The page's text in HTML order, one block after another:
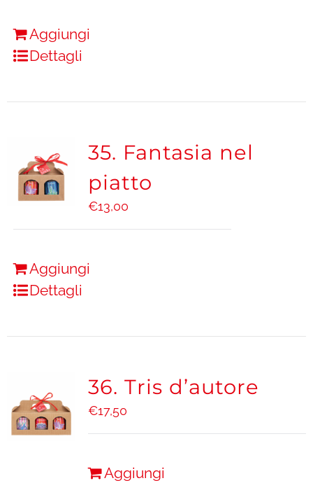
Aggiungi
Dettagli
35. Fantasia nel
piatto
€13,00
Aggiungi
Dettagli
36. Tris d’autore
€17,50
Aggiungi